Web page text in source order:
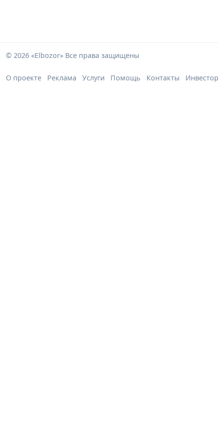
© 2026 «Elbozor» Все права защищены
О проекте Реклама Услуги Помощь Контакты